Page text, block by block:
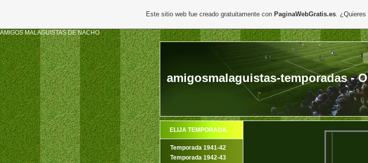
AMIGOS MALAGUISTAS DE NACHO
amigosmalaguistas-temporadas -
ELIJA TEMPORADA
Temporada 1941-42
Temporada 1942-43
Este sitio web fue creado gratuitamente con PaginaWebGratis.es. ¿Quieres